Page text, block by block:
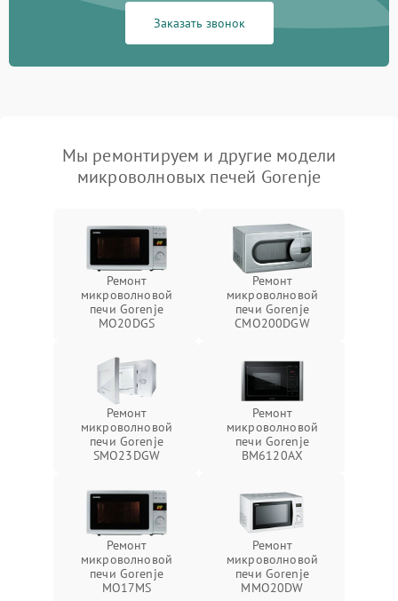
Заказать звонок
Мы ремонтируем и другие модели
микроволновых печей Gorenje
Ремонт
микроволновой
печи Gorenje
MO20DGS
Ремонт
микроволновой
печи Gorenje
CMO200DGW
Ремонт
микроволновой
печи Gorenje
SMO23DGW
Ремонт
микроволновой
печи Gorenje
BM6120AX
Ремонт
микроволновой
печи Gorenje
MO17MS
Ремонт
микроволновой
печи Gorenje
MMO20DW